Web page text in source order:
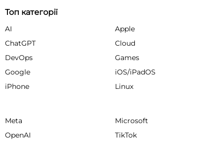
Топ категорії
AI
Apple
ChatGPT
Cloud
DevOps
Games
Google
iOS/iPadOS
iPhone
Linux
Meta
Microsoft
OpenAI
TikTok